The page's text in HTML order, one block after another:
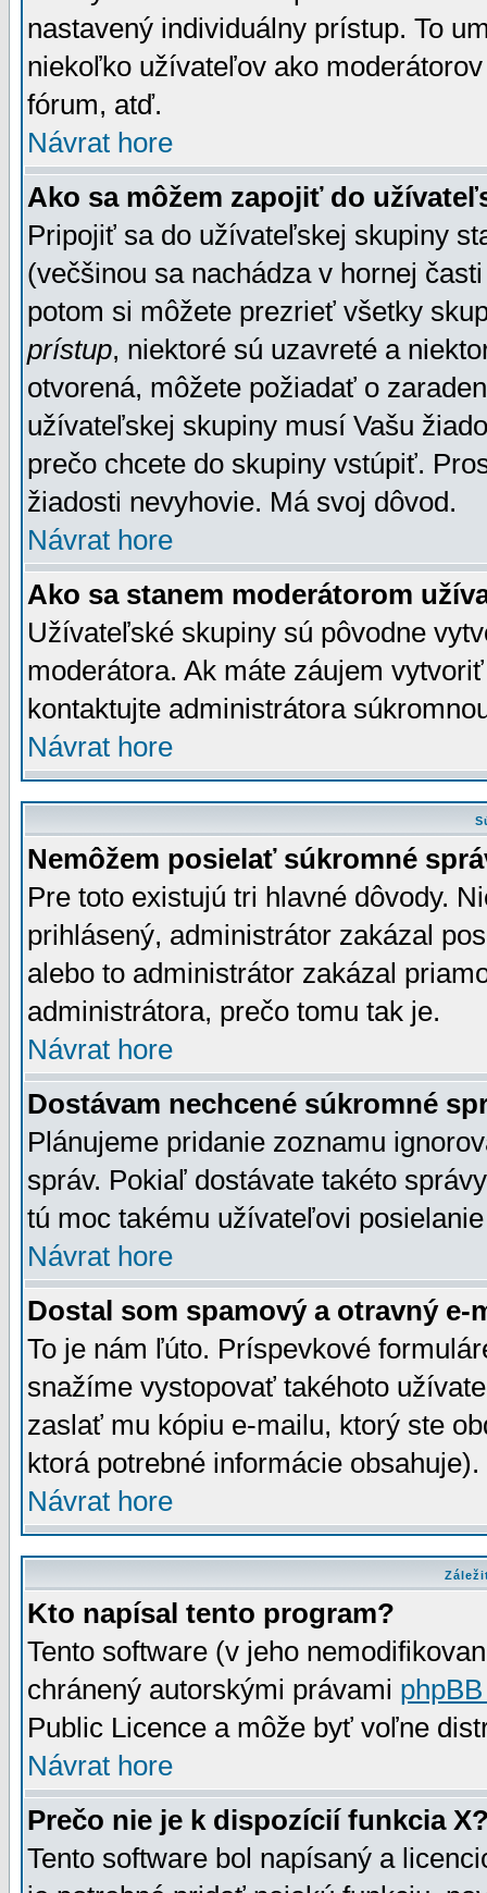
nastavený individuálny prístup. To
niekoľko užívateľov ako
fórum, atď.
Návrat hore
Ako sa môžem zapojiť do
Pripojiť sa do užívateľskej skupiny
(večšinou sa nachádza v hornej
potom si môžete prezrieť všetky
prístup, niektoré sú uzavreté a
otvorená, môžete požiadať o
užívateľskej skupiny musí Vašu
prečo chcete do skupiny vstúpiť.
žiadosti nevyhovie. Má svoj dôvod.
Návrat hore
Ako sa stanem moderátorom
Užívateľské skupiny sú pôvodne
moderátora. Ak máte záujem
kontaktujte administrátora
Návrat hore
Nemôžem posielať súkromné
Pre toto existujú tri hlavné dôvody.
prihlásený, administrátor zakázal
alebo to administrátor zakázal
administrátora, prečo tomu tak je.
Návrat hore
Dostávam nechcené súkromné
Plánujeme pridanie zoznamu
správ. Pokiaľ dostávate takéto
tú moc takému užívateľovi
Návrat hore
Dostal som spamový a otravný e-
To je nám ľúto. Príspevkové
snažíme vystopovať takéhoto
zaslať mu kópiu e-mailu, ktorý ste
ktorá potrebné informácie
Návrat hore
Kto napísal tento program?
Tento software (v jeho
chránený autorskými právami
Public Licence a môže byť voľne
Návrat hore
Prečo nie je k dispozícií funkcia
Tento software bol napísaný a